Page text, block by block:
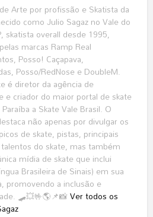
Arte por profissão e Skatista da
como Julio Sagaz no Vale do
skatista overall desde 1995,
marcas Ramp Real
Posso! Caçapava,
Posso/RedNose e DoubleM.
é diretor da agência de
e criador do maior portal de skate
a Skate Vale Brasil. O
não apenas por divulgar os
de skate, pistas, principais
do skate, mas também
mídia de skate que inclui
Brasileira de Sinais) em sua
promovendo a inclusão e
🛹💥🤟🌎📌📸Ver todos os